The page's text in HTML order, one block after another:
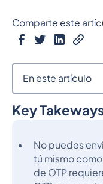
Key
No puedes
tú mismo como
de OTP
Comparte este
En este artículo
Epígrafe 2